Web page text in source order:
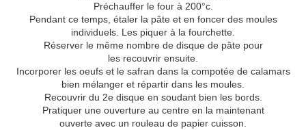
Préchauffer le four à 200°c.
Pendant ce temps, étaler la pâte et en foncer des moules
individuels. Les piquer à la fourchette.
Réserver le même nombre de disque de pâte pour
les recouvrir ensuite.
Incorporer les oeufs et le safran dans la compotée de calamars
bien mélanger et répartir dans les moules.
Recouvrir du 2e disque en soudant bien les bords.
Pratiquer une ouverture au centre en la maintenant
ouverte avec un rouleau de papier cuisson.